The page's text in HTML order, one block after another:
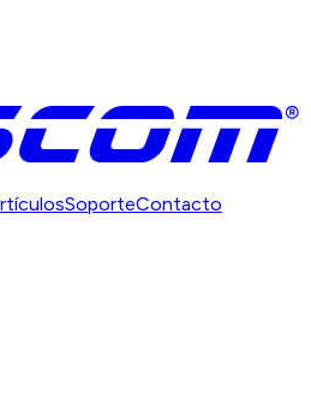
SoporteContacto